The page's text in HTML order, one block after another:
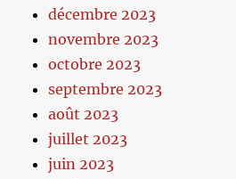
décembre 2023
novembre 2023
octobre 2023
septembre 2023
août 2023
juillet 2023
juin 2023